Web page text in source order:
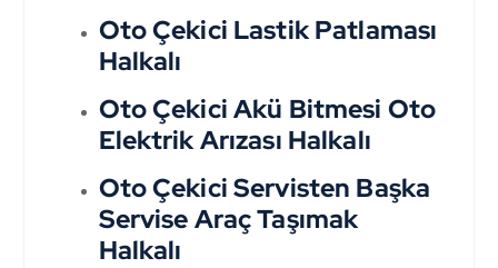
Oto Çekici Lastik Patlaması
Halkalı
Oto Çekici Akü Bitmesi Oto
Elektrik Arızası Halkalı
Oto Çekici Servisten Başka
Servise Araç Taşımak
Halkalı